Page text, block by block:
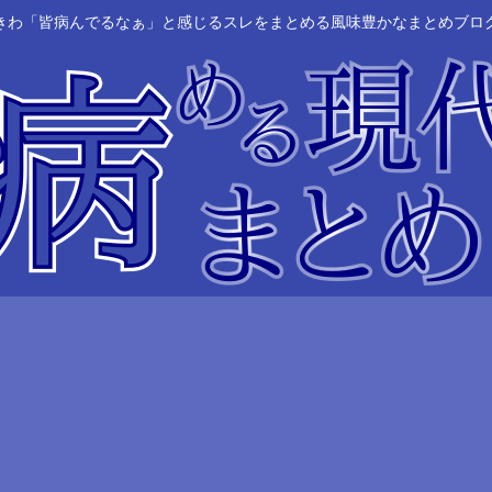
わ「皆病んでるなぁ」と感じるスレをまとめる風味豊かなまとめブロ